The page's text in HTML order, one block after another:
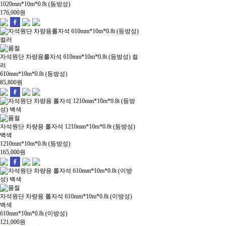
1020mm*10m*0.8t (등방성)
176,000원
자석원단 차량용롤자석 610mm*10m*0.8t (등방성) 컬
러
610mm*10m*0.8t (등방성)
85,800원
자석원단 차량용 롤자석 1210mm*10m*0.8t (등방성)
백색
1210mm*10m*0.8t (등방성)
165,000원
자석원단 차량용 롤자석 610mm*10m*0.8t (이방성)
백색
610mm*10m*0.8t (이방성)
121,000원